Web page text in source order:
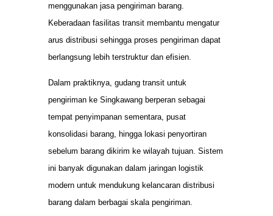
menggunakan jasa pengiriman barang.
Keberadaan fasilitas transit membantu mengatur
arus distribusi sehingga proses pengiriman dapat
berlangsung lebih terstruktur dan efisien.
Dalam praktiknya, gudang transit untuk
pengiriman ke Singkawang berperan sebagai
tempat penyimpanan sementara, pusat
konsolidasi barang, hingga lokasi penyortiran
sebelum barang dikirim ke wilayah tujuan. Sistem
ini banyak digunakan dalam jaringan logistik
modern untuk mendukung kelancaran distribusi
barang dalam berbagai skala pengiriman.